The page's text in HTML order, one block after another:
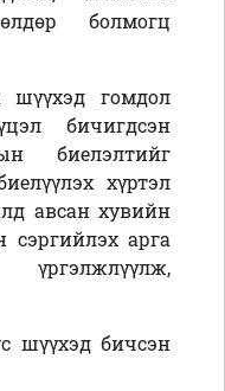
болмогц
гомдол
бичигдсэн
биелэлтийг
хүртэл
авсан хувийн
сэргийлэх арга
шүүхэд бичсэн